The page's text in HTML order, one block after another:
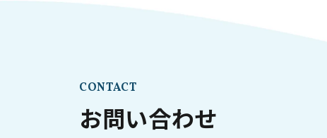
CONTACT
お問い合わせ